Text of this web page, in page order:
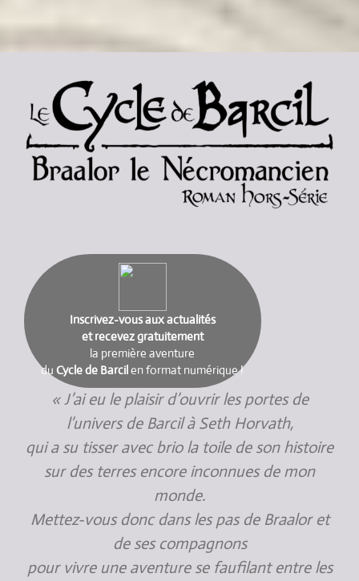
Inscrivez-vous aux actualités
et recevez gratuitement
la première aventure
duCycle de Barcil en format numérique !
« J’ai eu le plaisir d’ouvrir les portes de
l’univers de Barcil à Seth Horvath,
qui a su tisser avec brio la toile de son histoire
sur des terres encore inconnues de mon
monde.
Mettez-vous donc dans les pas de Braalor et
de ses compagnons
pour vivre une aventure se faufilant entre les